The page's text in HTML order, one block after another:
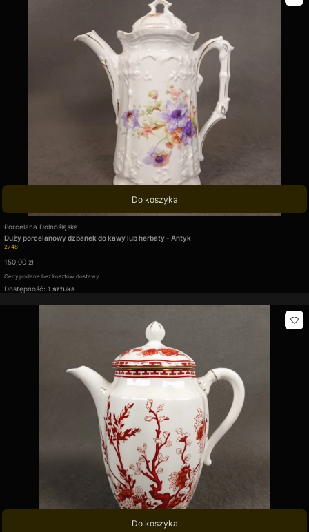
© 2026 Top Art Galeria Sztuki. Wszystkie prawa zastrzeżone.
Do koszyka
Kod produktu
2748
Duży porcelanowy dzbanek do kawy lub herbaty - Antyk
Producent
Porcelana Dolnośląska
Cena
150,00 zł
Ceny podane bez kosztów dostawy.
Dostępność: 1 sztuka
Do koszyka